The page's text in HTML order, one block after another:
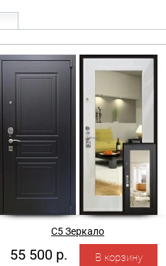
С5 Зеркало
55 500 р.